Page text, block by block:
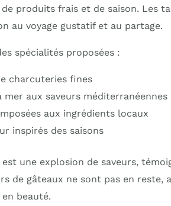
produits frais et de saison. Les
au voyage gustatif et au partage.
spécialités proposées :
charcuteries fines
mer aux saveurs méditerranéennes
aux ingrédients locaux
inspirés des saisons
est une explosion de saveurs,
de gâteaux ne sont pas en reste,
beauté.